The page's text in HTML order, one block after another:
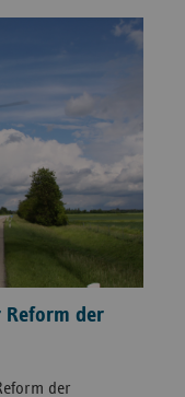
Reform der
der